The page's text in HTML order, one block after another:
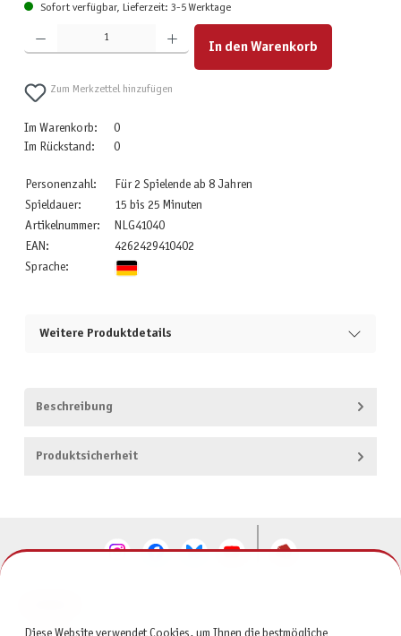
Sofort verfügbar, Lieferzeit: 3-5 Werktage
Produkt Anzahl: Gib den gewünschten Wert ein oder benutze die Schaltflächen um die Anzahl zu
In den Warenkorb
Zum Merkzettel hinzufügen
Im Warenkorb:
0
Im Rückstand:
0
Personenzahl:
Für 2 Spielende ab 8 Jahren
Spieldauer:
15 bis 25 Minuten
Artikelnummer:
NLG41040
EAN:
4262429410402
Sprache:
Weitere Produktdetails
Beschreibung
Produktsicherheit
Diese Website verwendet Cookies, um Ihnen die bestmögliche